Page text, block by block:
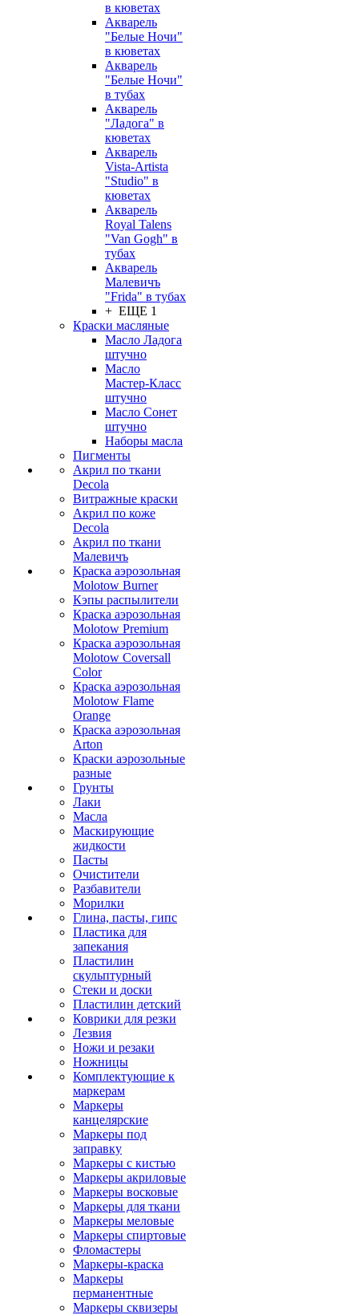
в кюветах
Акварель
"Белые Ночи"
в кюветах
Акварель
"Белые Ночи"
в тубах
Акварель
"Ладога" в
кюветах
Акварель
Vista-Artista
"Studio" в
кюветах
Акварель
Royal Talens
"Van Gogh" в
тубах
Акварель
Малевичъ
"Frida" в тубах
+ ЕЩЕ 1
Краски масляные
Масло Ладога
штучно
Масло
Мастер-Класс
штучно
Масло Сонет
штучно
Наборы масла
Пигменты
Акрил по ткани
Decola
Витражные краски
Акрил по коже
Decola
Акрил по ткани
Малевичъ
Краска аэрозольная
Molotow Burner
Кэпы распылители
Краска аэрозольная
Molotow Premium
Краска аэрозольная
Molotow Coversall
Color
Краска аэрозольная
Molotow Flame
Orange
Краска аэрозольная
Arton
Краски аэрозольные
разные
Грунты
Лаки
Масла
Маскирующие
жидкости
Пасты
Очистители
Разбавители
Морилки
Глина, пасты, гипс
Пластика для
запекания
Пластилин
скульптурный
Стеки и доски
Пластилин детский
Коврики для резки
Лезвия
Ножи и резаки
Ножницы
Комплектующие к
маркерам
Маркеры
канцелярские
Маркеры под
заправку
Маркеры с кистью
Маркеры акриловые
Маркеры восковые
Маркеры для ткани
Маркеры меловые
Маркеры спиртовые
Фломастеры
Маркеры-краска
Маркеры
перманентные
Маркеры сквизеры